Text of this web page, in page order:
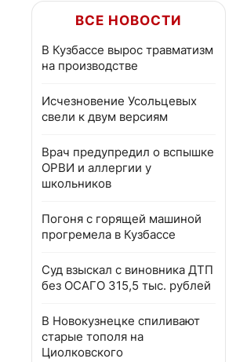
ВСЕ НОВОСТИ
В Кузбассе вырос травматизм
на производстве
Исчезновение Усольцевых
свели к двум версиям
Врач предупредил о вспышке
ОРВИ и аллергии у
школьников
Погоня с горящей машиной
прогремела в Кузбассе
Суд взыскал с виновника ДТП
без ОСАГО 315,5 тыс. рублей
В Новокузнецке спиливают
старые тополя на
Циолковского